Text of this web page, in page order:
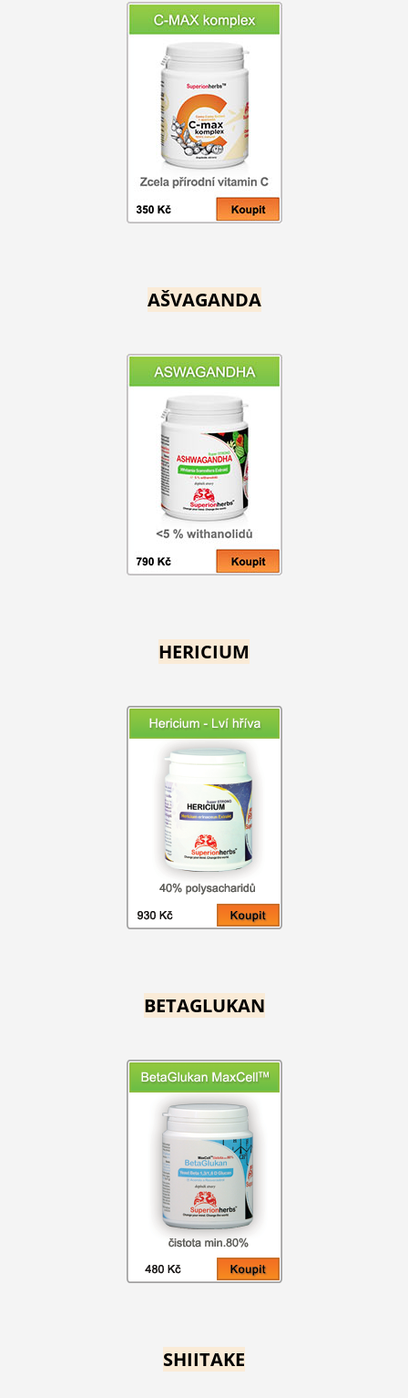
AŠVAGANDA
HERICIUM
BETAGLUKAN
SHIITAKE